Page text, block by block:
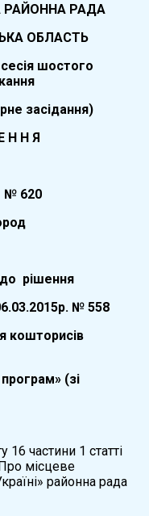
РАДА
ОБЛАСТЬ
шостого
засідання)
Н Н Я
№ 620
рішення
№ 558
кошторисів
(зі
16 частини 1 статті
місцеве
районна рада